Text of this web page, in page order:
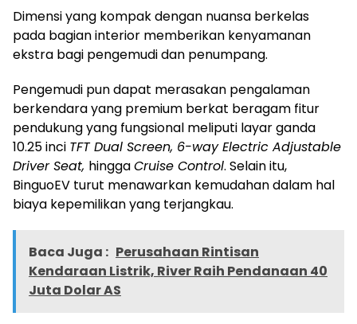
Dimensi yang kompak dengan nuansa berkelas
pada bagian interior memberikan kenyamanan
ekstra bagi pengemudi dan penumpang.
Pengemudi pun dapat merasakan pengalaman
berkendara yang premium berkat beragam fitur
pendukung yang fungsional meliputi layar ganda
10.25 inci TFT Dual Screen, 6-way Electric Adjustable
Driver Seat, hinggaCruise Control. Selain itu,
BinguoEV turut menawarkan kemudahan dalam hal
biaya kepemilikan yang terjangkau.
Baca Juga : Perusahaan Rintisan
Kendaraan Listrik, River Raih Pendanaan 40
Juta Dolar AS